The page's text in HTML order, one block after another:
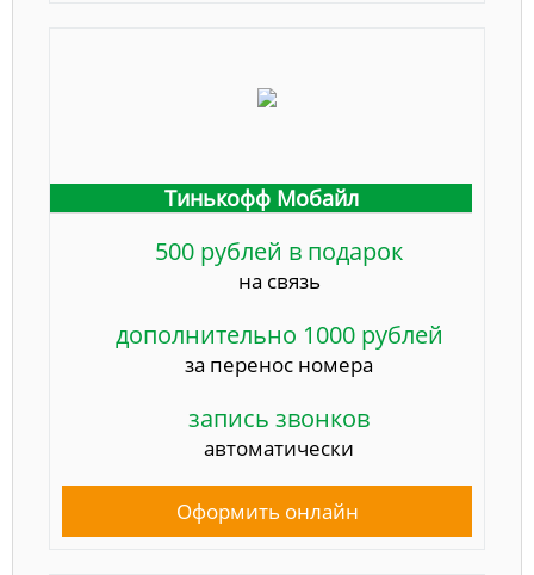
Тинькофф Мобайл
500 рублей в подарок
на связь
дополнительно 1000 рублей
за перенос номера
запись звонков
автоматически
Оформить онлайн